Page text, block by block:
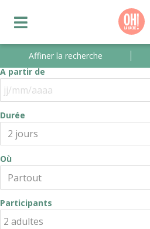
Affiner la recherche
A partir de
Durée
2 jours
Où
Partout
Participants